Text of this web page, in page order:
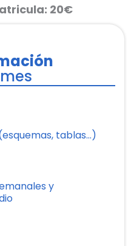
20€
tablas…)
y